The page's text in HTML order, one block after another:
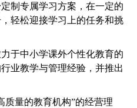
制专属学习方案，在一定的
轻松迎接学习上的任务和挑
于中小学课外个性化教育的
业教学与管理经验，并推出
质量的教育机构”的经营理